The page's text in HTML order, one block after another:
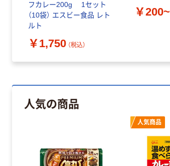
フカレー200g 1セット
（10袋） エスビー食品 レト
ルト
￥1,750 （税込）
￥200~
人気の商品
人気商品